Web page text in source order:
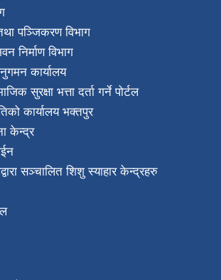
पञ्जिकरण विभाग
निर्माण विभाग
कार्यालय
सुरक्षा भत्ता दर्ता गर्ने पोर्टल
कार्यालय भक्तपुर
केन्द्र
सञ्चालित शिशु स्याहार केन्द्रहरु